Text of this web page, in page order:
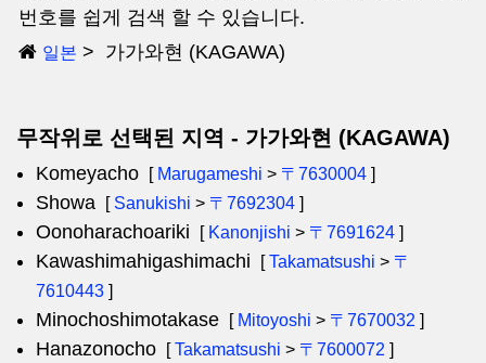
번호를 쉽게 검색 할 수 있습니다.
일본 가가와현 (KAGAWA)
무작위로 선택된 지역 - 가가와현 (KAGAWA)
Komeyacho [ Marugameshi > 〒7630004 ]
Showa [ Sanukishi > 〒7692304 ]
Oonoharachoariki [ Kanonjishi > 〒7691624 ]
Kawashimahigashimachi [Takamatsushi > 〒
7610443 ]
Minochoshimotakase [ Mitoyoshi > 〒7670032 ]
Hanazonocho [Takamatsushi > 〒7600072 ]